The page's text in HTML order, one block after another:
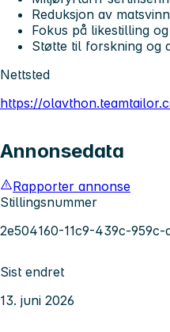
Reduksjon av matsvinn
Fokus på likestilling
Støtte til forskning og
Nettsted
https://
Annonsedata
Rapporter annonse
Stillingsnummer
2e504160-11c9-439c-959c-
Sist endret
13. juni 2026